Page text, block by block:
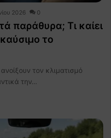
2026 0
παράθυρα; Τι καίει
το
τον κλιματισμό
την…